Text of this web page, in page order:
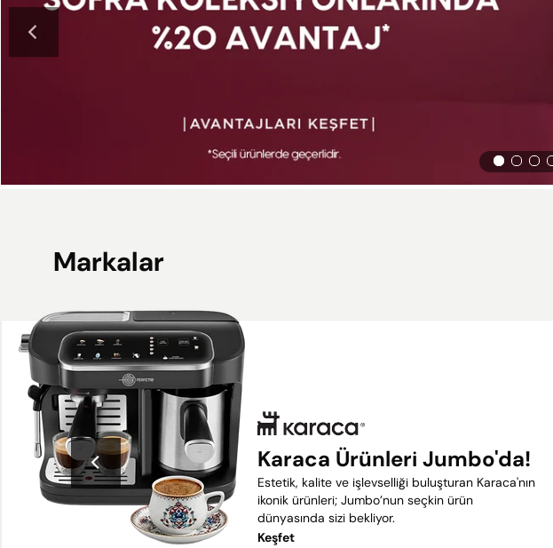
Markalar
Karaca Ürünleri Jumbo'da!
Estetik, kalite ve işlevselliği buluşturan Karaca'nın
ikonik ürünleri; Jumbo’nun seçkin ürün
dünyasında sizi bekliyor.
Keşfet